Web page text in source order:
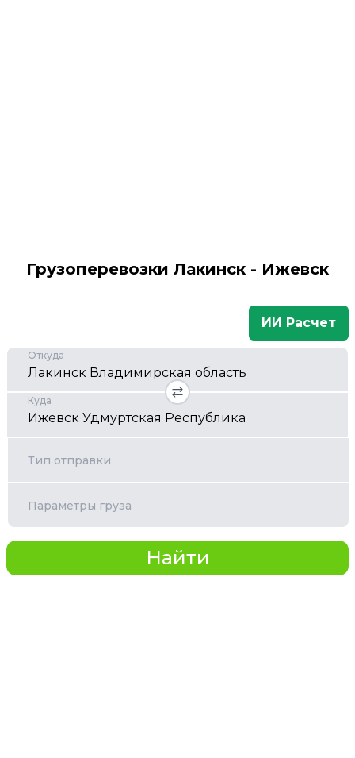
Грузоперевозки Лакинск - Ижевск
ИИ Расчет
Откуда
Куда
Тип отправки
Параметры груза
Найти